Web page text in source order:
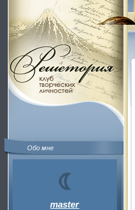
Обо мне
master